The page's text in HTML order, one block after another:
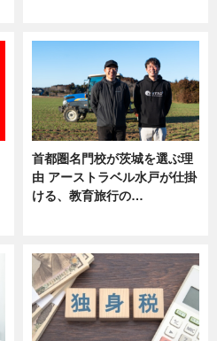
首都圏名門校が茨城を選ぶ理
由 アーストラベル水戸が仕掛
ける、教育旅行の…